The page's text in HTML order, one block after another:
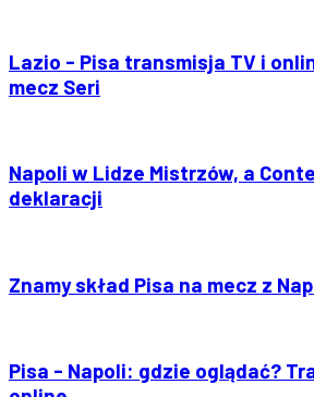
Lazio - Pisa transmisja TV i
mecz Seri
Napoli w Lidze Mistrzów, a
deklaracji
Znamy skład Pisa na mecz z
Pisa - Napoli: gdzie oglądać?